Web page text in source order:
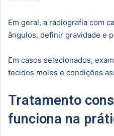
Em geral, a radiografia com
ângulos, definir gravidade e
Em casos selecionados,
tecidos moles e condições
Tratamento
funciona na